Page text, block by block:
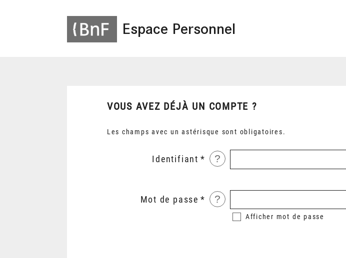
Espace Personnel
VOUS AVEZ DÉJÀ UN COMPTE ?
Les champs avec un astérisque sont obligatoires.
Identifiant ?
Mot de passe ?
Afficher mot de passe